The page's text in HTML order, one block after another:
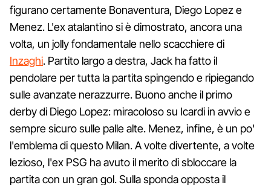
figurano certamente Bonaventura, Diego Lopez e
Menez. L'ex atalantino si è dimostrato, ancora una
volta, un jolly fondamentale nello scacchiere di
Inzaghi. Partito largo a destra, Jack ha fatto il
pendolare per tutta la partita spingendo e ripiegando
sulle avanzate nerazzurre. Buono anche il primo
derby di Diego Lopez: miracoloso su Icardi in avvio e
sempre sicuro sulle palle alte. Menez, infine, è un po'
l'emblema di questo Milan. A volte divertente, a volte
lezioso, l'ex PSG ha avuto il merito di sbloccare la
partita con un gran gol. Sulla sponda opposta il